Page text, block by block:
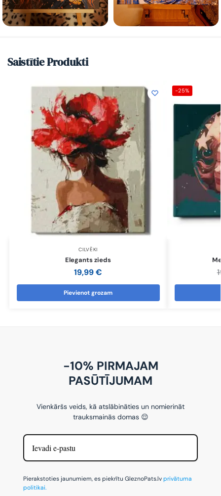
Saistītie Produkti
CILVĒKI
Elegants zieds
19,99€
Pievienot grozam
-25%
-10% PIRMAJAM
PASŪTĪJUMAM
Vienkāršs veids, kā atslābināties un nomierināt
trauksmainās domas 😌
Pierakstoties jaunumiem, es piekrītu GleznoPats.lvprivātuma
politikai.